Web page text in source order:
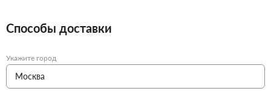
Способы доставки
Укажите город